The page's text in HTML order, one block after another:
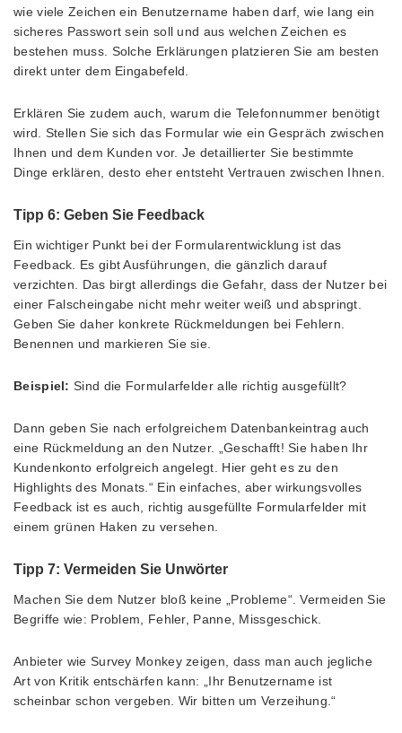
wie viele Zeichen ein Benutzername haben darf, wie lang ein
sicheres Passwort sein soll und aus welchen Zeichen es
bestehen muss. Solche Erklärungen platzieren Sie am besten
direkt unter dem Eingabefeld.
Erklären Sie zudem auch, warum die Telefonnummer benötigt
wird. Stellen Sie sich das Formular wie ein Gespräch zwischen
Ihnen und dem Kunden vor. Je detaillierter Sie bestimmte
Dinge erklären, desto eher entsteht Vertrauen zwischen Ihnen.
Tipp 6: Geben Sie Feedback
Ein wichtiger Punkt bei der Formularentwicklung ist das
Feedback. Es gibt Ausführungen, die gänzlich darauf
verzichten. Das birgt allerdings die Gefahr, dass der Nutzer bei
einer Falscheingabe nicht mehr weiter weiß und abspringt.
Geben Sie daher konkrete Rückmeldungen bei Fehlern.
Benennen und markieren Sie sie.
Beispiel: Sind die Formularfelder alle richtig ausgefüllt?
Dann geben Sie nach erfolgreichem Datenbankeintrag auch
eine Rückmeldung an den Nutzer. „Geschafft! Sie haben Ihr
Kundenkonto erfolgreich angelegt. Hier geht es zu den
Highlights des Monats.“ Ein einfaches, aber wirkungsvolles
Feedback ist es auch, richtig ausgefüllte Formularfelder mit
einem grünen Haken zu versehen.
Tipp 7: Vermeiden Sie Unwörter
Machen Sie dem Nutzer bloß keine „Probleme“. Vermeiden Sie
Begriffe wie: Problem, Fehler, Panne, Missgeschick.
Anbieter wie Survey Monkey zeigen, dass man auch jegliche
Art von Kritik entschärfen kann: „Ihr Benutzername ist
scheinbar schon vergeben. Wir bitten um Verzeihung.“